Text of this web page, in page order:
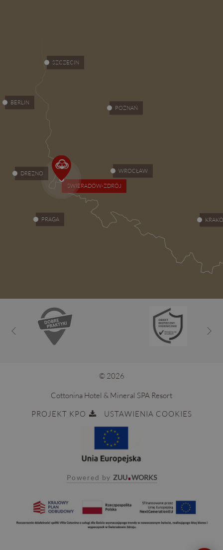
ŚWIERADÓW-ZDRÓJ
WROCŁAW
POZNAŃ
BERLIN
PRAGA
DREZNO
SZCZECIN
© 2026
Cottonina Hotel & Mineral SPA Resort
PROJEKT KPO
USTAWIENIA COOKIES
Powered by ZUU WORKS